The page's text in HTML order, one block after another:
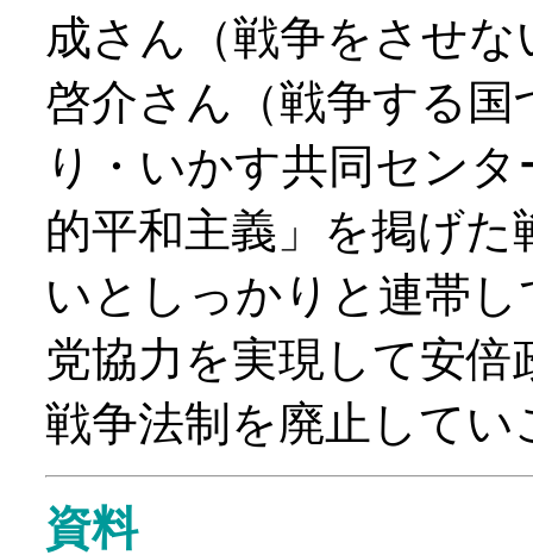
成さん（戦争をさせ
啓介さん（戦争する
り・いかす共同セン
的平和主義」を掲げ
いとしっかりと連帯
党協力を実現して安
戦争法制を廃止してい
資料